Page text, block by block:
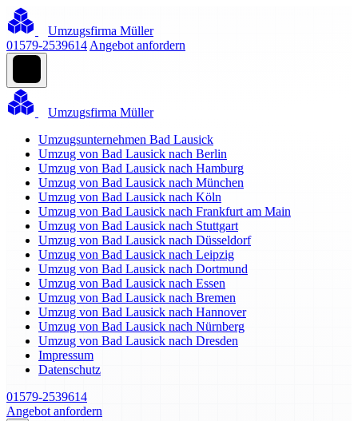
Umzugsfirma Müller
01579-2539614 Angebot anfordern
Umzugsfirma Müller
Umzugsunternehmen Bad Lausick
Umzug von Bad Lausick nach Berlin
Umzug von Bad Lausick nach Hamburg
Umzug von Bad Lausick nach München
Umzug von Bad Lausick nach Köln
Umzug von Bad Lausick nach Frankfurt am Main
Umzug von Bad Lausick nach Stuttgart
Umzug von Bad Lausick nach Düsseldorf
Umzug von Bad Lausick nach Leipzig
Umzug von Bad Lausick nach Dortmund
Umzug von Bad Lausick nach Essen
Umzug von Bad Lausick nach Bremen
Umzug von Bad Lausick nach Hannover
Umzug von Bad Lausick nach Nürnberg
Umzug von Bad Lausick nach Dresden
Impressum
Datenschutz
01579-2539614
Angebot anfordern